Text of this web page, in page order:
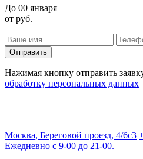
До 00 января
от руб.
Отправить
Нажимая кнопку отправить
обработку персональных данных
Москва, Береговой проезд, 4/6с3
Ежедневно с 9-00 до 21-00.